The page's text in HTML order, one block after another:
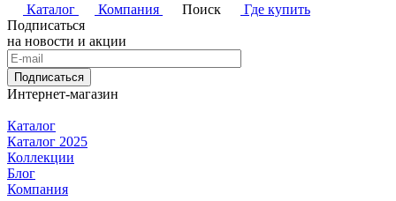
Каталог
Компания Поиск
Где купить
Подписаться
на новости и акции
Подписаться
Интернет-магазин
Каталог
Каталог 2025
Коллекции
Блог
Компания